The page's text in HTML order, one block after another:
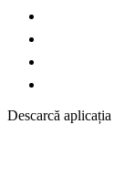
Descarcă aplicația